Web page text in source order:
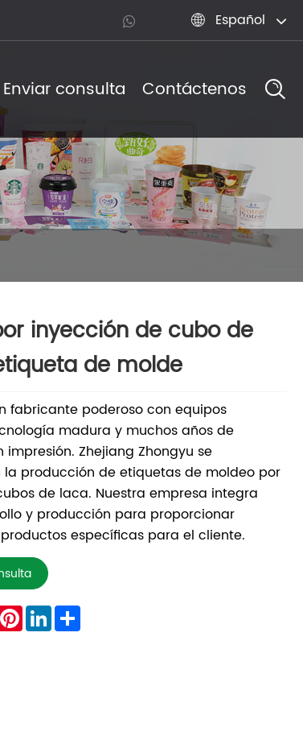
 Español
Enviar consulta Contáctenos
inyección de cubo de
de molde
fabricante poderoso con equipos
madura y muchos años de
impresión. Zhejiang Zhongyu se
la producción de etiquetas de moldeo por
de laca. Nuestra empresa integra
y producción para proporcionar
específicas para el cliente.
Pinterest
LinkedInShare